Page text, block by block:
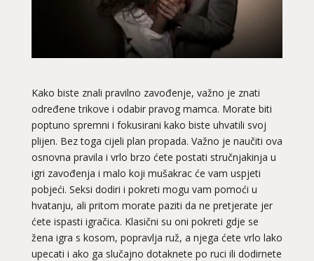
Kako biste znali pravilno zavođenje, važno je znati
određene trikove i odabir pravog mamca. Morate biti
poptuno spremni i fokusirani kako biste uhvatili svoj
plijen. Bez toga cijeli plan propada. Važno je naučiti ova
osnovna pravila i vrlo brzo ćete postati stručnjakinja u
igri zavođenja i malo koji mušakrac će vam uspjeti
pobjeći. Seksi dodiri i pokreti mogu vam pomoći u
hvatanju, ali pritom morate paziti da ne pretjerate jer
ćete ispasti igračica. Klasični su oni pokreti gdje se
žena igra s kosom, popravlja ruž, a njega ćete vrlo lako
upecati i ako ga slučajno dotaknete po ruci ili dodirnete